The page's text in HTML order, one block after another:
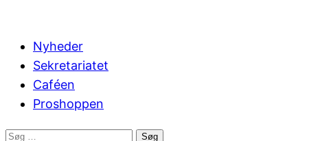
Nyheder
Sekretariatet
Caféen
Proshoppen
Søg